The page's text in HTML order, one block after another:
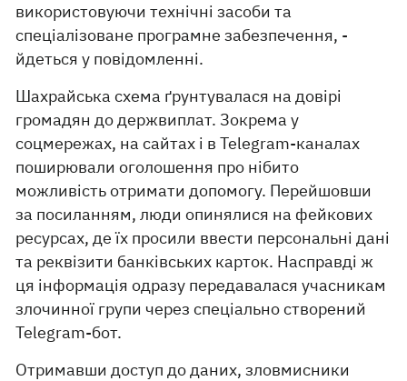
використовуючи технічні засоби та
спеціалізоване програмне забезпечення, -
йдеться у повідомленні.
Шахрайська схема ґрунтувалася на довірі
громадян до держвиплат. Зокрема у
соцмережах, на сайтах і в Telegram-каналах
поширювали оголошення про нібито
можливість отримати допомогу. Перейшовши
за посиланням, люди опинялися на фейкових
ресурсах, де їх просили ввести персональні дані
та реквізити банківських карток. Насправді ж
ця інформація одразу передавалася учасникам
злочинної групи через спеціально створений
Telegram-бот.
Отримавши доступ до даних, зловмисники